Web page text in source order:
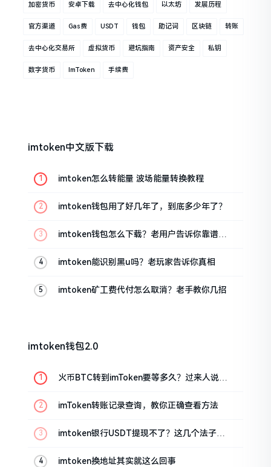
加密货币 安卓下载 去中心化钱包 以太坊 发展历程
官方渠道 Gas费 USDT 钱包 助记词 区块链 转账
去中心化交易所 虚拟货币 避坑指南 资产安全 私钥
数字货币 ImToken 手续费
imtoken中文版下载
imtoken怎么转能量 波场能量转换教程
imtoken钱包用了好几年了，到底多少年了？
imtoken钱包怎么下载？老用户告诉你靠谱渠
imtoken能识别黑u吗？老玩家告诉你真相
imtoken矿工费代付怎么取消？老手教你几招
imtoken钱包2.0
火币BTC转到imToken要等多久？过来人说说
imToken转账记录查询，教你正确查看方法
imtoken银行USDT提现不了？这几个法子能
imtoken换地址其实就这么回事